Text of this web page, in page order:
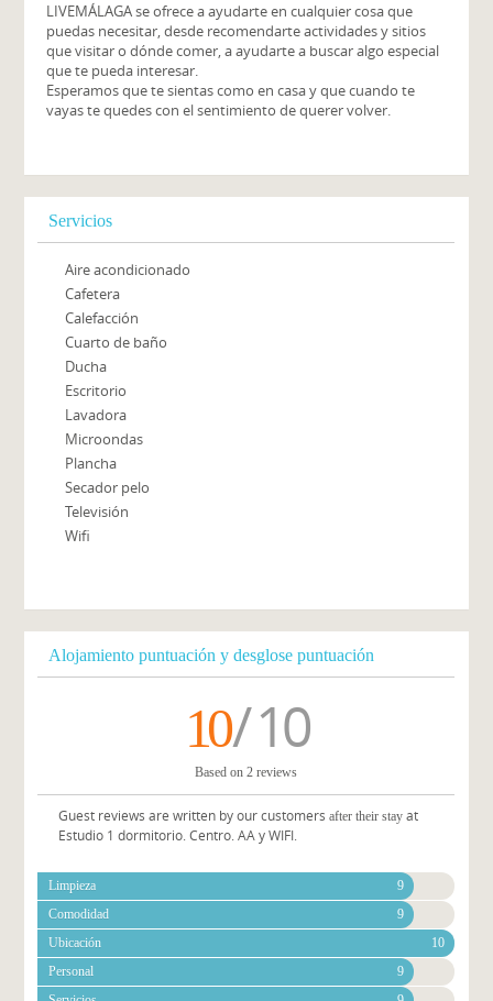
LIVEMÁLAGA se ofrece a ayudarte en cualquier cosa que
puedas necesitar, desde recomendarte actividades y sitios
que visitar o dónde comer, a ayudarte a buscar algo especial
que te pueda interesar.
Esperamos que te sientas como en casa y que cuando te
vayas te quedes con el sentimiento de querer volver.
Servicios
Aire acondicionado
Cafetera
Calefacción
Cuarto de baño
Ducha
Escritorio
Lavadora
Microondas
Plancha
Secador pelo
Televisión
Wifi
Alojamiento puntuación y desglose puntuación
10/ 10
Based on 2 reviews
Guest reviews are written by our customersafter their stay at
Estudio 1 dormitorio. Centro. AA y WIFI.
Limpieza
9
Comodidad
9
Ubicación
10
Personal
9